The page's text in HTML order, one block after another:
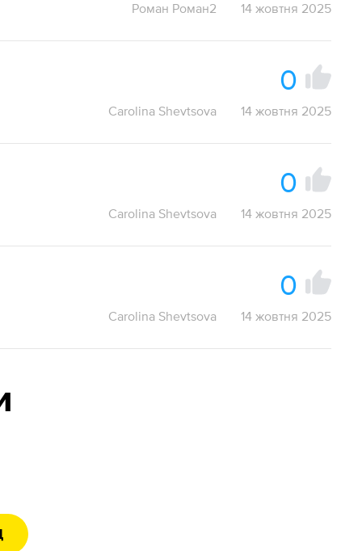
Роман Роман2 14 жовтня 2025
0
Carolina Shevtsova 14 жовтня 2025
0
Carolina Shevtsova 14 жовтня 2025
0
Carolina Shevtsova 14 жовтня 2025